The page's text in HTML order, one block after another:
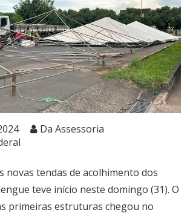
Da Assessoria
novas tendas de acolhimento dos
teve início neste domingo (31). O
primeiras estruturas chegou no